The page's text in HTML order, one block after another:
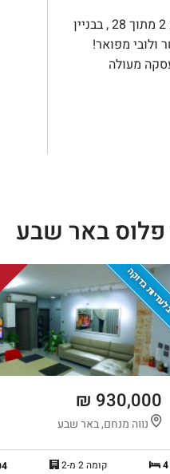
הדירה ממוקמת בקומה נמוכה,קומה 2 מתוך 28 , בבניין
מפואר!
מעולה
פלוס באר שבע
בדוקה
930,000 ₪
נווה מנחם, באר שבע
4 קומה 2 מ-2